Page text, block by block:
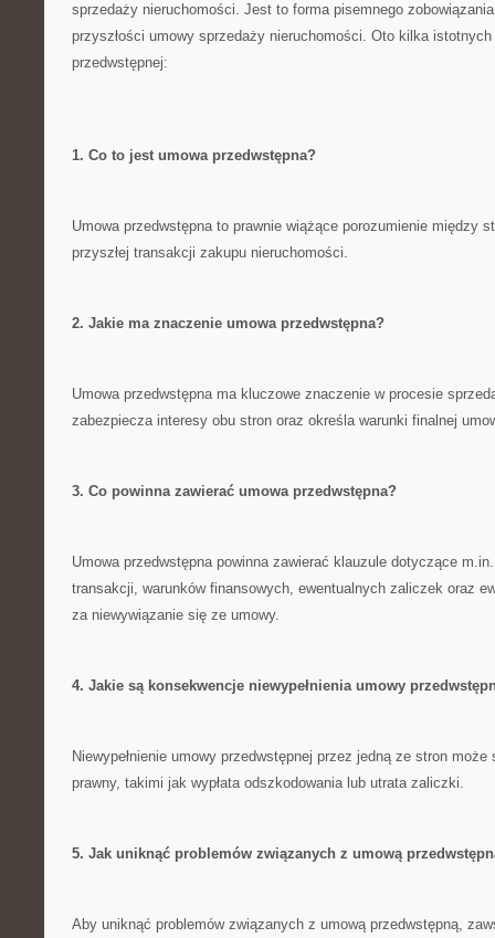
sprzedaży nieruchomości. Jest‌ to forma pisemnego
przyszłości umowy sprzedaży nieruchomości. Oto kilka
przedwstępnej:
1.⁤ Co to jest umowa ⁤przedwstępna?
Umowa przedwstępna to prawnie wiążące porozumienie ‍między
⁢przyszłej transakcji zakupu nieruchomości.
2. Jakie ma ​znaczenie umowa ⁢przedwstępna?
Umowa ⁤przedwstępna⁢ ma ⁢kluczowe znaczenie w procesie
zabezpiecza interesy obu stron oraz określa warunki finalnej⁢
3. Co powinna zawierać umowa przedwstępna?
Umowa przedwstępna powinna zawierać klauzule dotyczące
transakcji, warunków finansowych, ewentualnych zaliczek oraz
za niewywiązanie się ze umowy.
4.⁤ Jakie ⁤są konsekwencje ⁤niewypełnienia umowy
Niewypełnienie umowy przedwstępnej‍ przez jedną ze stron
prawny, takimi jak wypłata odszkodowania lub utrata zaliczki.
5. Jak uniknąć problemów związanych z umową
Aby uniknąć problemów związanych ‌z umową⁤ przedwstępną,